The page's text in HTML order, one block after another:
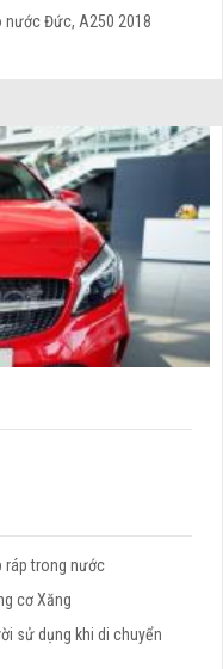
nước Đức, A250 2018
ráp trong nước
cơ Xăng
sử dụng khi di chuyển